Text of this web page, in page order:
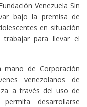
Venezuela Sin
bajo la premisa de
en situación
para llevar el
de Corporación
venezolanos de
a través del uso de
desarrollarse